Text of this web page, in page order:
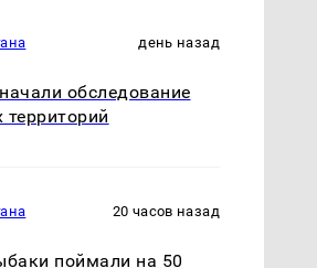
и
Такую зиму в России
никто не ждал: как
день назад
обследование
территорий
20 часов назад
поймали на 50